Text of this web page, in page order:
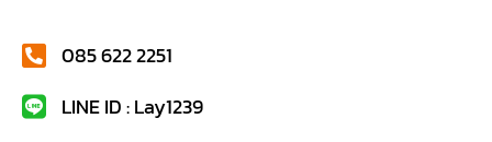
085 622 2251
LINE ID : Lay1239